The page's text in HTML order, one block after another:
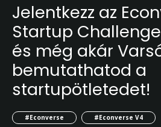
Jelentkezz az
Startup
és még akár
bemutathatod a
startupötletedet!
#Econverse
#Econverse V4